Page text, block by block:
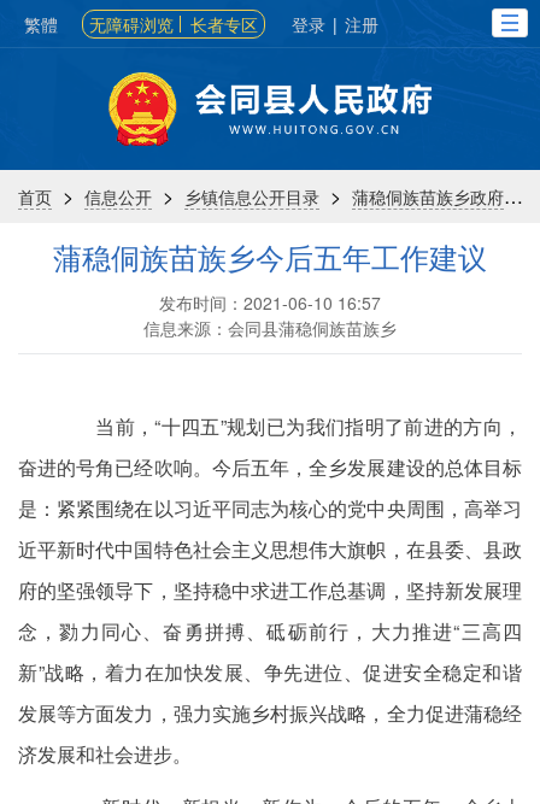
繁體 无障碍浏览 长者专区 登录 | 注册
首页 > 信息公开 > 乡镇信息公开目录 > 蒲稳侗族苗族乡政府 >
蒲稳侗族苗族乡今后五年工作建议
发布时间：2021-06-10 16:57
信息来源：会同县蒲稳侗族苗族乡
当前，“十四五”规划已为我们指明了前进的方向，
奋进的号角已经吹响。今后五年，全乡发展建设的总体目标
是：紧紧围绕在以习近平同志为核心的党中央周围，高举习
近平新时代中国特色社会主义思想伟大旗帜，在县委、县政
府的坚强领导下，坚持稳中求进工作总基调，坚持新发展理
念，勠力同心、奋勇拼搏、砥砺前行，大力推进“三高四
新”战略，着力在加快发展、争先进位、促进安全稳定和谐
发展等方面发力，强力实施乡村振兴战略，全力促进蒲稳经
济发展和社会进步。